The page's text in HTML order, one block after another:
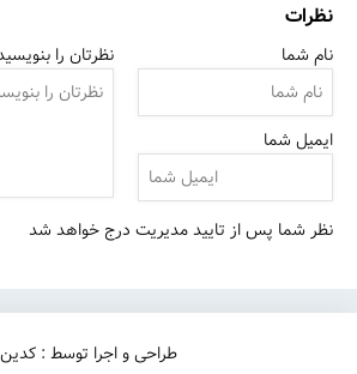
نظرات
نام شما
ایمیل شما
نظرتان را
نظر شما پس از تایید مدیریت درج خواهد شد
طراحی و اجرا توسط : کدین